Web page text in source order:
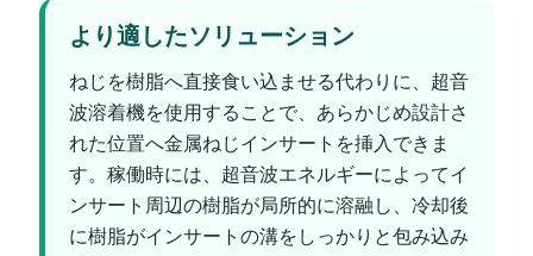
より適したソリューション
ねじを樹脂へ直接食い込ませる代わりに、超音
波溶着機を使用することで、あらかじめ設計さ
れた位置へ金属ねじインサートを挿入できま
す。稼働時には、超音波エネルギーによってイ
ンサート周辺の樹脂が局所的に溶融し、冷却後
に樹脂がインサートの溝をしっかりと包み込み